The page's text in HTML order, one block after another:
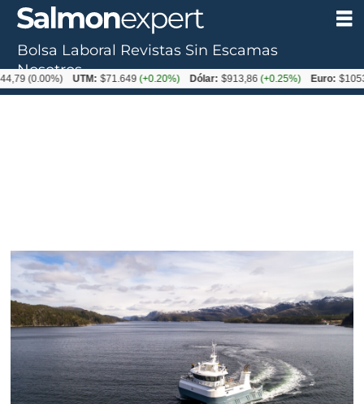
Bolsa Laboral Revistas Sin Escamas
Nosotros
UTM: $71.649(+0.20%) Dólar: $913,86(+0.25%) Euro: $1053,08(-